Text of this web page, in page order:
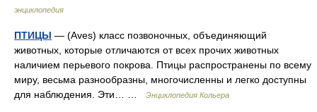
энциклопедия
ПТИЦЫ — (Aves) класс позвоночных, объединяющий
животных, которые отличаются от всех прочих животных
наличием перьевого покрова. Птицы распространены по всему
миру, весьма разнообразны, многочисленны и легко доступны
для наблюдения. Эти… …
Энциклопедия Кольера